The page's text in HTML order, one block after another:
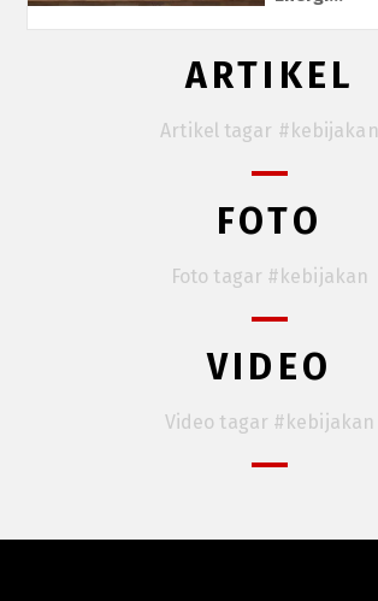
ARTIKEL
Artikel tagar #kebijakan
FOTO
Foto tagar #kebijakan
VIDEO
Video tagar #kebijakan